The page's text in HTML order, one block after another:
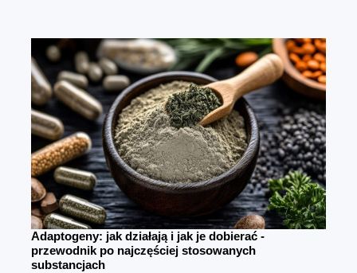
Adaptogeny: jak działają i jak je dobierać -
przewodnik po najczęściej stosowanych
substancjach